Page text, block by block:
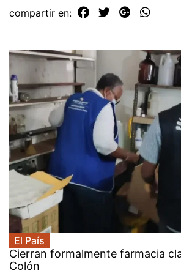
compartir en:
El País
Cierran formalmente farmacia
Colón